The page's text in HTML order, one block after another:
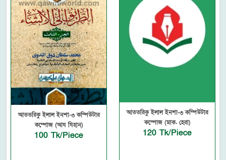
আততরিকু ইলাল ইনশা-৩ কম্পিউটার
কম্পোজ (আয যিহান)
100 Tk/Piece
আততরিকু ইলাল ইনশা-৩ কম্পিউটার
কম্পোজ (মাক. হেরা)
120 Tk/Piece